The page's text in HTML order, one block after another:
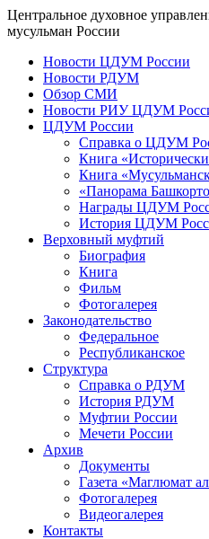
Центральное духовное
мусульман России
Новости ЦДУМ России
Новости РДУМ
Обзор СМИ
Новости РИУ ЦДУМ
ЦДУМ России
Справка о ЦДУМ
Книга
Книга
«Панорама
Награды ЦДУМ
История ЦДУМ
Верховный муфтий
Биография
Книга
Фильм
Фотогалерея
Законодательство
Федеральное
Республиканское
Структура
Справка о РДУМ
История РДУМ
Муфтии России
Мечети России
Архив
Документы
Газета «Маглюмат
Фотогалерея
Видеогалерея
Контакты